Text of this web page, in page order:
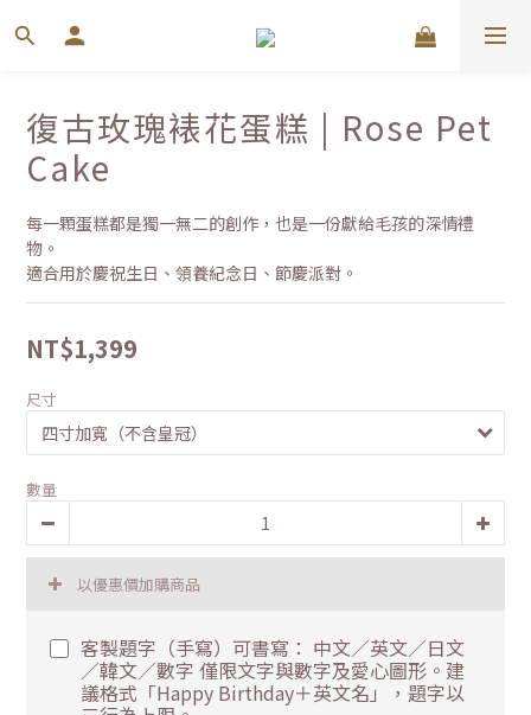
復古玫瑰裱花蛋糕 | Rose Pet
Cake
每一顆蛋糕都是獨一無二的創作，也是一份獻給毛孩的深情禮
物。
適合用於慶祝生日、領養紀念日、節慶派對。
NT$1,399
尺寸
數量
以優惠價加購商品
客製題字（手寫）可書寫： 中文／英文／日文
／韓文／數字 僅限文字與數字及愛心圖形。建
議格式「Happy Birthday＋英文名」，題字以